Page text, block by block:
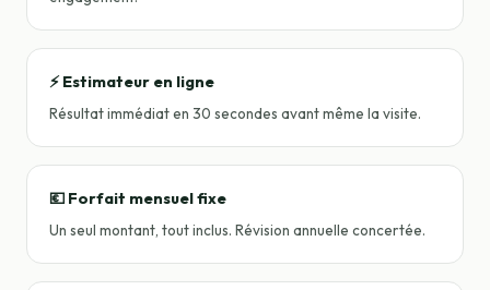
⚡ Estimateur en ligne
Résultat immédiat en 30 secondes avant même la visite.
💶 Forfait mensuel fixe
Un seul montant, tout inclus. Révision annuelle concertée.